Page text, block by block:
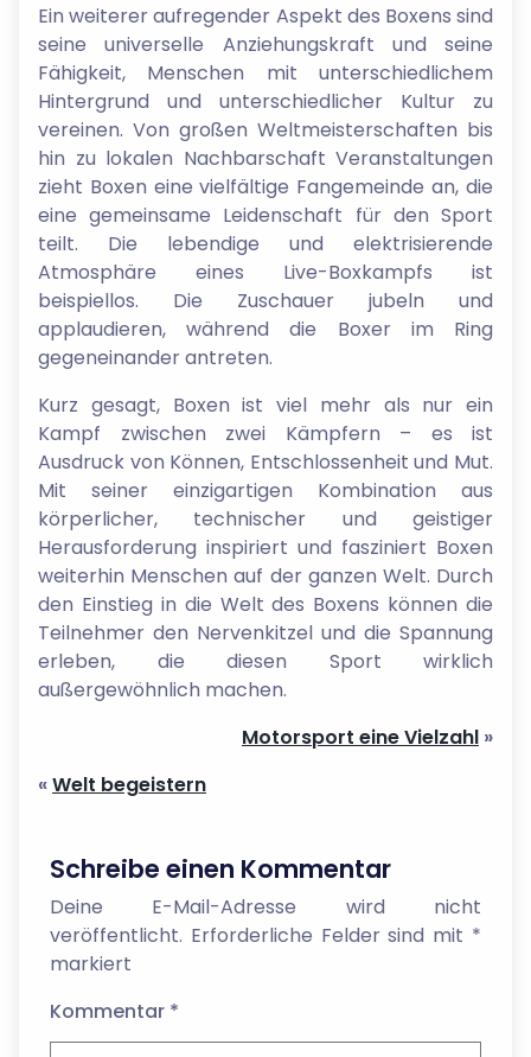
Ein weiterer aufregender Aspekt des Boxens sind
seine universelle Anziehungskraft und seine
Fähigkeit, Menschen mit unterschiedlichem
Hintergrund und unterschiedlicher Kultur zu
vereinen. Von großen Weltmeisterschaften bis
hin zu lokalen Nachbarschaft Veranstaltungen
zieht Boxen eine vielfältige Fangemeinde an, die
eine gemeinsame Leidenschaft für den Sport
teilt. Die lebendige und elektrisierende
Atmosphäre eines Live-Boxkampfs ist
beispiellos. Die Zuschauer jubeln und
applaudieren, während die Boxer im Ring
gegeneinander antreten.
Kurz gesagt, Boxen ist viel mehr als nur ein
Kampf zwischen zwei Kämpfern – es ist
Ausdruck von Können, Entschlossenheit und Mut.
Mit seiner einzigartigen Kombination aus
körperlicher, technischer und geistiger
Herausforderung inspiriert und fasziniert Boxen
weiterhin Menschen auf der ganzen Welt. Durch
den Einstieg in die Welt des Boxens können die
Teilnehmer den Nervenkitzel und die Spannung
erleben, die diesen Sport wirklich
außergewöhnlich machen.
Motorsport eine Vielzahl »
«Welt begeistern
Schreibe einen Kommentar
Deine E-Mail-Adresse wird nicht
veröffentlicht. Erforderliche Felder sind mit *
markiert
Kommentar *